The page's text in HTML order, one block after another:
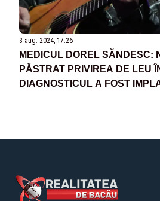
3 aug. 2024, 17:26
MEDICUL DOREL SĂNDESC:
PĂSTRAT PRIVIREA DE LEU
DIAGNOSTICUL A FOST